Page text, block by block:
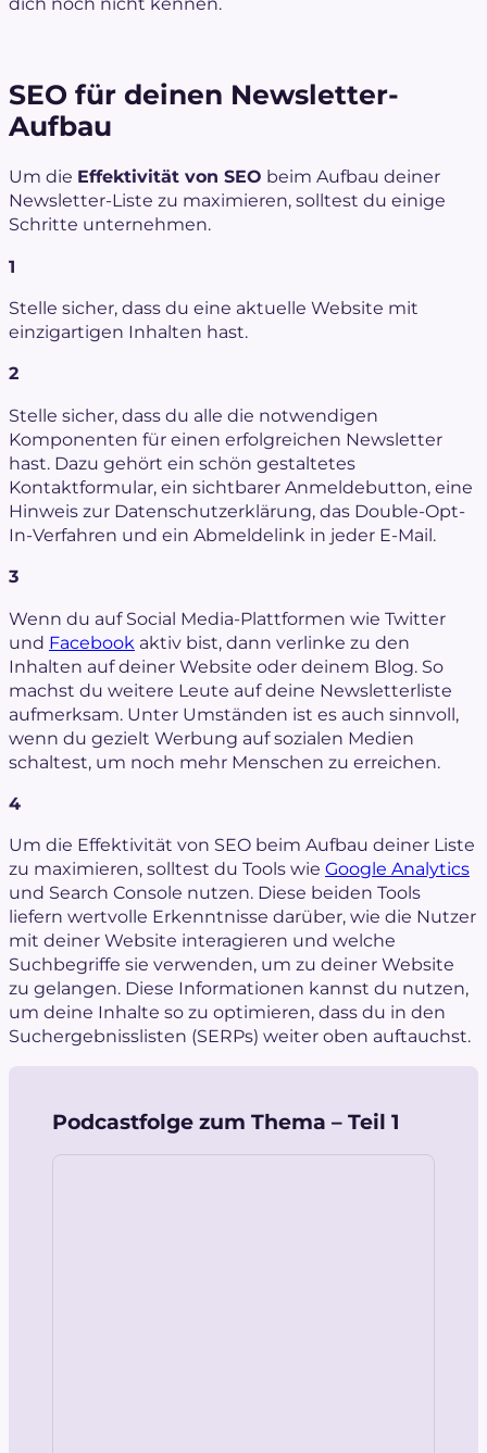
SEO für deinen Newsletter-
Aufbau
Um die Effektivität von SEO beim Aufbau deiner
Newsletter-Liste zu maximieren, solltest du einige
Schritte unternehmen.
1
Stelle sicher, dass du eine aktuelle Website mit
einzigartigen Inhalten hast.
2
Stelle sicher, dass du alle die notwendigen
Komponenten für einen erfolgreichen Newsletter
hast. Dazu gehört ein schön gestaltetes
Kontaktformular, ein sichtbarer Anmeldebutton, eine
Hinweis zur Datenschutzerklärung, das Double-Opt-
In-Verfahren und ein Abmeldelink in jeder E-Mail.
3
Wenn du auf Social Media-Plattformen wie Twitter
und Facebook aktiv bist, dann verlinke zu den
Inhalten auf deiner Website oder deinem Blog. So
machst du weitere Leute auf deine Newsletterliste
aufmerksam. Unter Umständen ist es auch sinnvoll,
wenn du gezielt Werbung auf sozialen Medien
schaltest, um noch mehr Menschen zu erreichen.
4
Um die Effektivität von SEO beim Aufbau deiner Liste
zu maximieren, solltest du Tools wie Google Analytics
und Search Console nutzen. Diese beiden Tools
liefern wertvolle Erkenntnisse darüber, wie die Nutzer
mit deiner Website interagieren und welche
Suchbegriffe sie verwenden, um zu deiner Website
zu gelangen. Diese Informationen kannst du nutzen,
um deine Inhalte so zu optimieren, dass du in den
Suchergebnisslisten (SERPs) weiter oben auftauchst.
Podcastfolge zum Thema – Teil 1
Audio